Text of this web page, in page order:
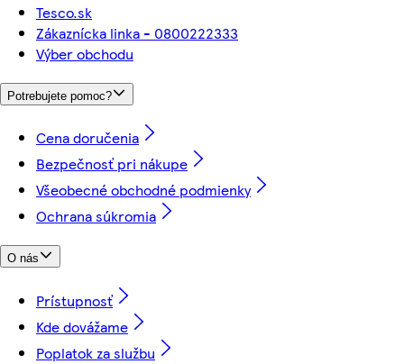
Tesco.sk
Zákaznícka linka - 0800222333
Výber obchodu
Potrebujete pomoc?
Cena doručenia
Bezpečnosť pri nákupe
Všeobecné obchodné podmienky
Ochrana súkromia
O nás
Prístupnosť
Kde dovážame
Poplatok za službu